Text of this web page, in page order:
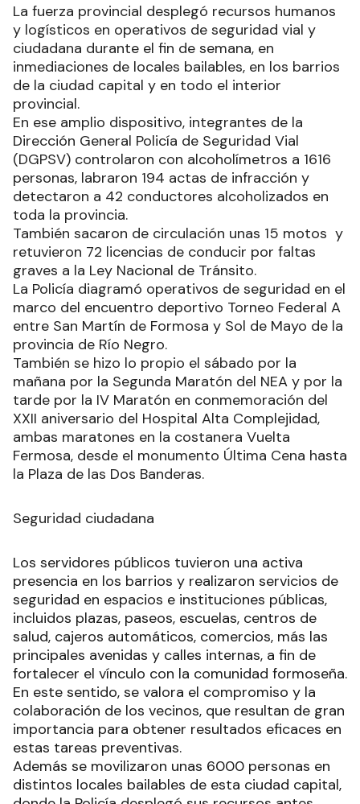
La fuerza provincial desplegó recursos humanos
y logísticos en operativos de seguridad vial y
ciudadana durante el fin de semana, en
inmediaciones de locales bailables, en los barrios
de la ciudad capital y en todo el interior
provincial.
En ese amplio dispositivo, integrantes de la
Dirección General Policía de Seguridad Vial
(DGPSV) controlaron con alcoholímetros a 1616
personas, labraron 194 actas de infracción y
detectaron a 42 conductores alcoholizados en
toda la provincia.
También sacaron de circulación unas 15 motos y
retuvieron 72 licencias de conducir por faltas
graves a la Ley Nacional de Tránsito.
La Policía diagramó operativos de seguridad en el
marco del encuentro deportivo Torneo Federal A
entre San Martín de Formosa y Sol de Mayo de la
provincia de Río Negro.
También se hizo lo propio el sábado por la
mañana por la Segunda Maratón del NEA y por la
tarde por la IV Maratón en conmemoración del
XXII aniversario del Hospital Alta Complejidad,
ambas maratones en la costanera Vuelta
Fermosa, desde el monumento Última Cena hasta
la Plaza de las Dos Banderas.
Seguridad ciudadana
Los servidores públicos tuvieron una activa
presencia en los barrios y realizaron servicios de
seguridad en espacios e instituciones públicas,
incluidos plazas, paseos, escuelas, centros de
salud, cajeros automáticos, comercios, más las
principales avenidas y calles internas, a fin de
fortalecer el vínculo con la comunidad formoseña.
En este sentido, se valora el compromiso y la
colaboración de los vecinos, que resultan de gran
importancia para obtener resultados eficaces en
estas tareas preventivas.
Además se movilizaron unas 6000 personas en
distintos locales bailables de esta ciudad capital,